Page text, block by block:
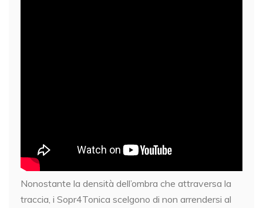
Nonostante la densità dell’ombra che attraversa la
traccia, i Sopr4Tonica scelgono di non arrendersi al